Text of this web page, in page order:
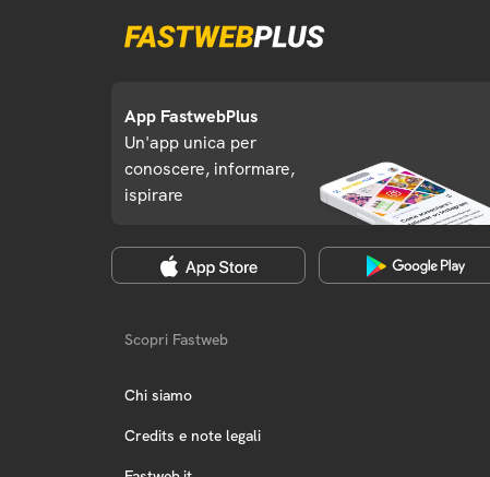
App FastwebPlus
Un'app unica per
conoscere, informare,
ispirare
Scopri Fastweb
Chi siamo
Credits e note legali